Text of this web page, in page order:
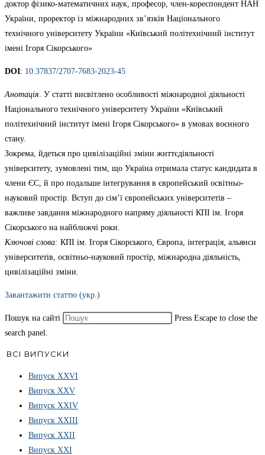
доктор фізико-математичних наук, професор, член-кореспондент НАН
України, проректор із міжнародних зв’язків Національного
технічного університету України «Київський політехнічний інститут
імені Ігоря Сікорського»
DOI: 10.37837/2707-7683-2023-45
Анотація. У статті висвітлено особливості міжнародної діяльності
Національного технічного університету України «Київський
політехнічний інститут імені Ігоря Сікорського» в умовах воєнного
стану.
Зокрема, йдеться про цивілізаційні зміни життєдіяльності
університету, зумовлені тим, що Україна отримала статус кандидата в
члени ЄС, й про подальше інтегрування в європейський освітньо-
науковий простір. Вступ до сім’ї європейських університетів –
важливе завдання міжнародного напряму діяльності КПІ ім. Ігоря
Сікорського на найближчі роки.
Ключові слова: КПІ ім. Ігоря Сікорського, Європа, інтеграція, альянси
університетів, освітньо-науковий простір, міжнародна діяльність,
цивілізаційні зміни.
Завантажити статтю (укр.)
Пошук на сайті
Press Escape to close the
search panel.
ВСІ ВИПУСКИ
Випуск ХХVІ
Випуск XXV
Випуск XXIV
Випуск XXIII
Випуск XXII
Випуск XXI